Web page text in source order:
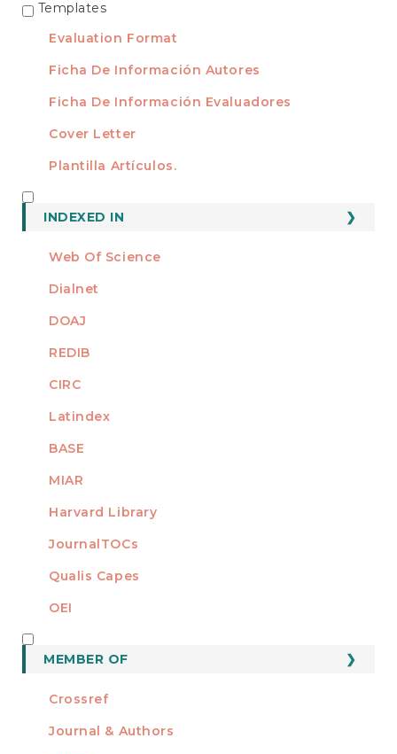
TEMPLATES
Templates
Evaluation Format
Ficha De Información Autores
Ficha De Información Evaluadores
Cover Letter
Plantilla Artículos.
INDEXED IN
Web Of Science
Dialnet
DOAJ
REDIB
CIRC
Latindex
BASE
MIAR
Harvard Library
JournalTOCs
Qualis Capes
OEI
MEMBER OF
Crossref
Journal & Authors